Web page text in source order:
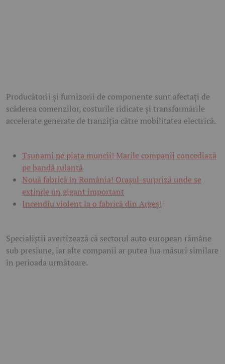
Producătorii și furnizorii de componente sunt afectați de
scăderea comenzilor, costurile ridicate și transformările
accelerate generate de tranziția către mobilitatea electrică.
Tsunami pe piața muncii! Marile companii concediază
pe bandă rulantă
Nouă fabrică în România! Orașul-surpriză unde se
extinde un gigant important
Incendiu violent la o fabrică din Argeș!
Specialiștii avertizează că sectorul auto european rămâne
sub presiune, iar alte companii ar putea lua măsuri similare
în perioada următoare.